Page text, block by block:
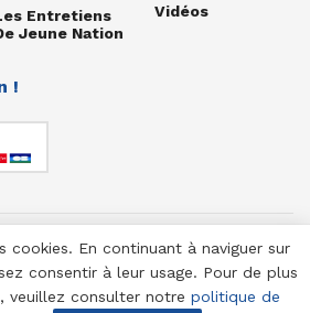
Entretiens
Jeune Nation
Vidéos
!
cookies. En continuant à naviguer sur
consentir à leur usage. Pour de plus
veuillez consulter notre politique de